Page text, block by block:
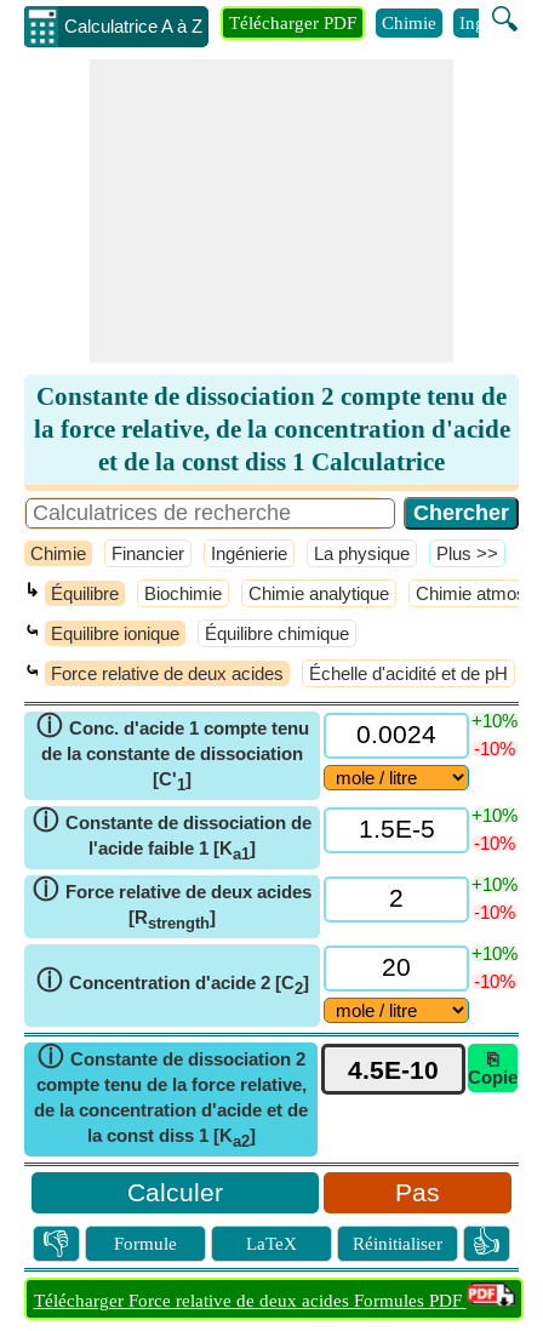
Calculatrice A à Z 🔍
Télécharger PDF Chimie Ingénierie
Constante de dissociation 2 compte tenu de
la force relative, de la concentration d'acide
et de la const diss 1 Calculatrice
Chimie Financier Ingénierie La physique ​Plus >>
↳ Équilibre Biochimie Chimie analytique Chimie
⤿ Equilibre ionique Équilibre chimique
⤿ Force relative de deux acides Échelle d'acidité et de pH
ⓘ Conc. d'acide 1 compte tenu
de la constante de dissociation
[C'1]
+10%
-10%
ⓘ Constante de dissociation de
l'acide faible 1 [Ka1]
+10%
-10%
ⓘ Force relative de deux acides
[Rstrength]
+10%
-10%
ⓘ Concentration d'acide 2 [C2]
+10%
-10%
ⓘ Constante de dissociation 2
compte tenu de la force relative,
de la concentration d'acide et de
la const diss 1 [Ka2]
⎘
Copie
Pas
👎 Formule LaTeX Réinitialiser 👍
Télécharger Force relative de deux acides Formules PDF